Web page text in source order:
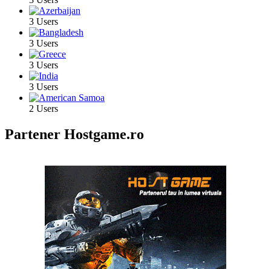
3 Users
3 Users
3 Users
3 Users
2 Users
Partener Hostgame.ro